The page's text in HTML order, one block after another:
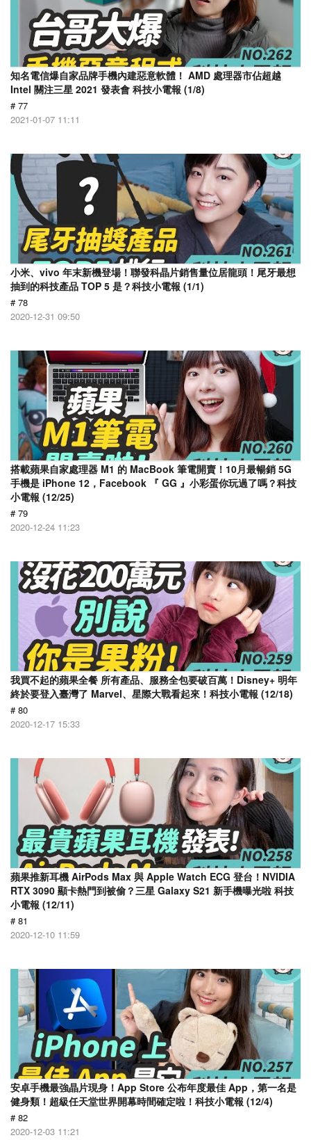
知名電信爆自家品牌手機內建惡意軟體！ AMD 處理器市佔超越
Intel 關注三星 2021 發表會 科技小電報 (1/8)
# 77
2021-01-07 11:11
小米、vivo 年末新機登場！聯發科晶片銷售量位居龍頭！尾牙最想
抽到的科技產品 TOP 5 是？科技小電報 (1/1)
# 78
2020-12-31 09:50
搭載蘋果自家處理器 M1 的 MacBook 筆電開賣！10月最暢銷 5G
手機是 iPhone 12，Facebook 『 GG 』小彩蛋你玩過了嗎？科技
小電報 (12/25)
# 79
2020-12-24 11:23
我買不起的蘋果全餐 所有產品、服務全包要破百萬！Disney+ 明年
終於要登入臺灣了 Marvel、星際大戰看起來！科技小電報 (12/18)
# 80
2020-12-17 15:33
蘋果推新耳機 AirPods Max 與 Apple Watch ECG 登台！NVIDIA
RTX 3090 顯卡熱門到被偷？三星 Galaxy S21 新手機曝光啦 科技
小電報 (12/11)
# 81
2020-12-10 11:59
安卓手機最強晶片現身！App Store 公布年度最佳 App，第一名是
健身類！超級任天堂世界開幕時間確定啦！科技小電報 (12/4)
# 82
2020-12-03 11:21